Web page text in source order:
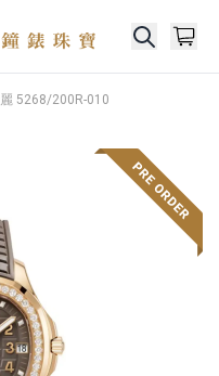
5268/200R-010